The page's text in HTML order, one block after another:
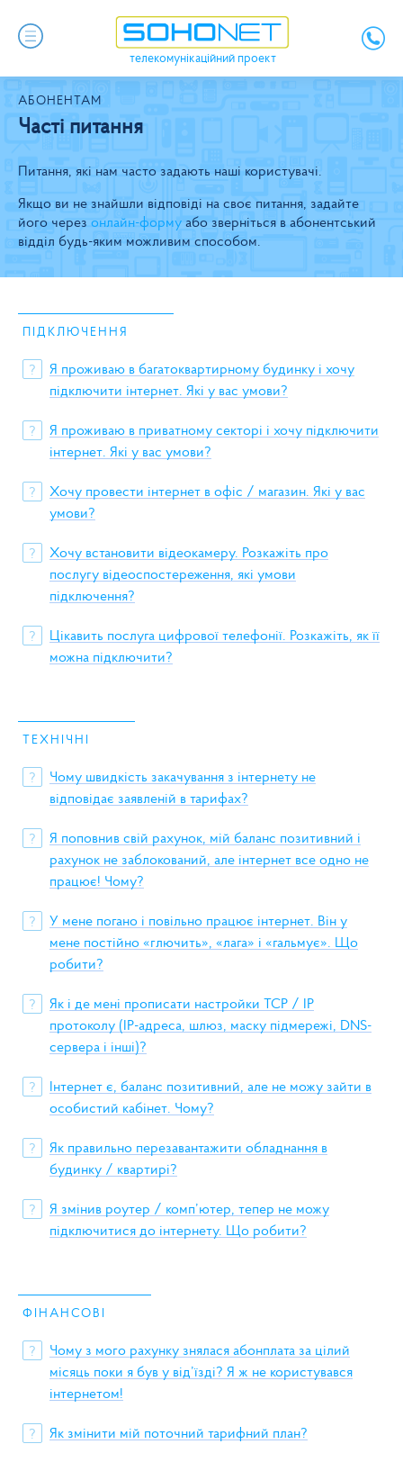
телекомунікаційний проект
АБОНЕНТАМ
Часті питання
Питання, які нам часто задають наші користувачі.
Якщо ви не знайшли відповіді на своє питання, задайте
його через онлайн-форму або зверніться в абонентський
відділ будь-яким можливим способом.
ПІДКЛЮЧЕННЯ
?
Я проживаю в багатоквартирному будинку і хочу
підключити інтернет. Які у вас умови?
?
Я проживаю в приватному секторі і хочу підключити
інтернет. Які у вас умови?
?
Хочу провести інтернет в офіс / магазин. Які у вас
умови?
?
Хочу встановити відеокамеру. Розкажіть про
послугу відеоспостереження, які умови
підключення?
?
Цікавить послуга цифрової телефонії. Розкажіть, як її
можна підключити?
ТЕХНІЧНІ
?
Чому швидкість закачування з інтернету не
відповідає заявленій в тарифах?
?
Я поповнив свій рахунок, мій баланс позитивний і
рахунок не заблокований, але інтернет все одно не
працює! Чому?
?
У мене погано і повільно працює інтернет. Він у
мене постійно «глючить», «лага» і «гальмує». Що
робити?
?
Як і де мені прописати настройки TCP / IP
протоколу (IP-адреса, шлюз, маску підмережі, DNS-
сервера і інші)?
?
Інтернет є, баланс позитивний, але не можу зайти в
особистий кабінет. Чому?
?
Як правильно перезавантажити обладнання в
будинку / квартирі?
?
Я змінив роутер / комп’ютер, тепер не можу
підключитися до інтернету. Що робити?
ФІНАНСОВІ
?
Чому з мого рахунку знялася абонплата за цілий
місяць поки я був у від’їзді? Я ж не користувався
інтернетом!
? Як змінити мій поточний тарифний план?